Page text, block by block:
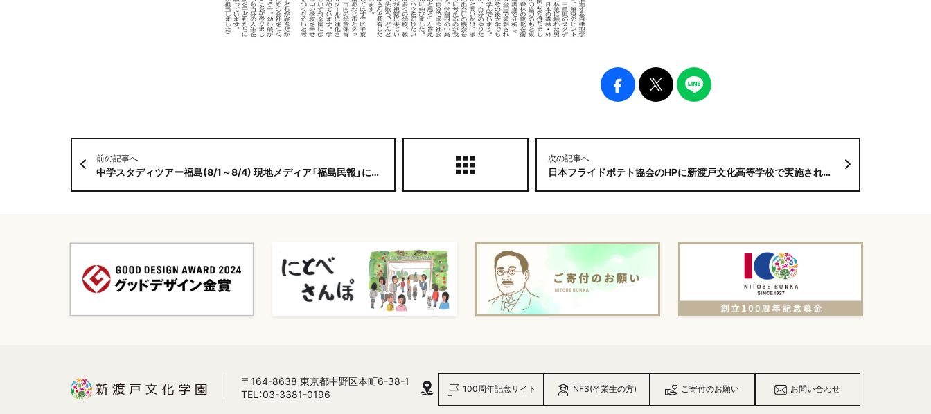
前の記事へ
中学スタディツアー福島(8/1～8/4) 現地メディア「福島民報」に掲載
次の記事へ
日本フライドポテト協会のHPに新渡戸文化高等学校で実施されたフライドポテト講習の様子が掲載されました！
〒164-8638 東京都中野区本町6-38-1
TEL：03-3381-0196
100周年記念サイト NFS(卒業生の方) ご寄付のお願い お問い合わせ